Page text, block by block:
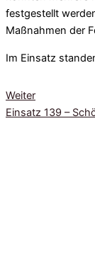
festgestellt
Maßnahmen der
Im Einsatz
Weiter
Einsatz 139 –